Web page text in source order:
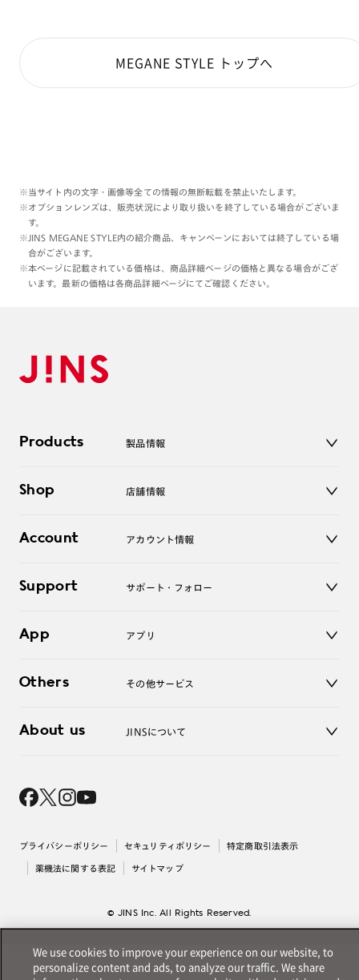
MEGANE STYLE トップへ
※当サイト内の文字・画像等全ての情報の無断転載を禁止いたします。
※オプションレンズは、販売状況により取り扱いを終了している場合がございま
す。
※JINS MEGANE STYLE内の紹介商品、キャンペーンにおいては終了している場
合がございます。
※本ページに記載されている価格は、商品詳細ページの価格と異なる場合がござ
います。最新の価格は各商品詳細ページにてご確認ください。
Products 製品情報
サングラス
コンタクトレンズ
アクセサリー
Shop 店舗情報
オンラインショップ
Account アカウント情報
ログアウト
Support サポート・フォロー
よくあるご質問
お問い合わせ
App アプリ
Others その他サービス
レンズ交換
About us JINSについて
採用情報
プライバシーポリシー セキュリティポリシー 特定商取引法表示
薬機法に関する表記 サイトマップ
© JINS Inc. All Rights Reserved.
We use cookies to improve your experience on our website, to
personalize content and ads, to analyze our traffic. We share